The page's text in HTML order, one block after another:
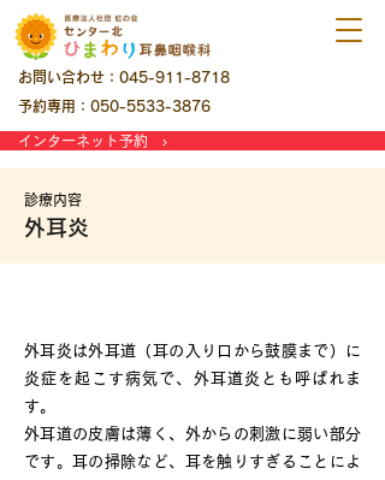
お問い合わせ：045-911-8718
予約専用：050-5533-3876
インターネット予約 ›
診療内容
外耳炎
外耳炎は外耳道（耳の入り口から鼓膜まで）に
炎症を起こす病気で、外耳道炎とも呼ばれま
す。
外耳道の皮膚は薄く、外からの刺激に弱い部分
です。耳の掃除など、耳を触りすぎることによ